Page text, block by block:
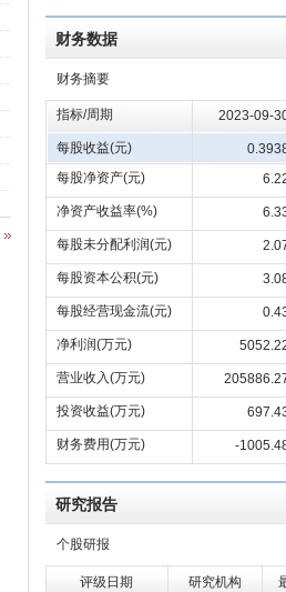
财务数据
财务摘要
指标/周期 2023-09-
每股收益(元)
每股净资产(元)
净资产收益率(%)
每股未分配利润(元)
每股资本公积(元)
每股经营现金流(元)
净利润(万元)
营业收入(万元)
投资收益(万元)
财务费用(万元) -
研究报告
个股研报
评级日期 研究机构